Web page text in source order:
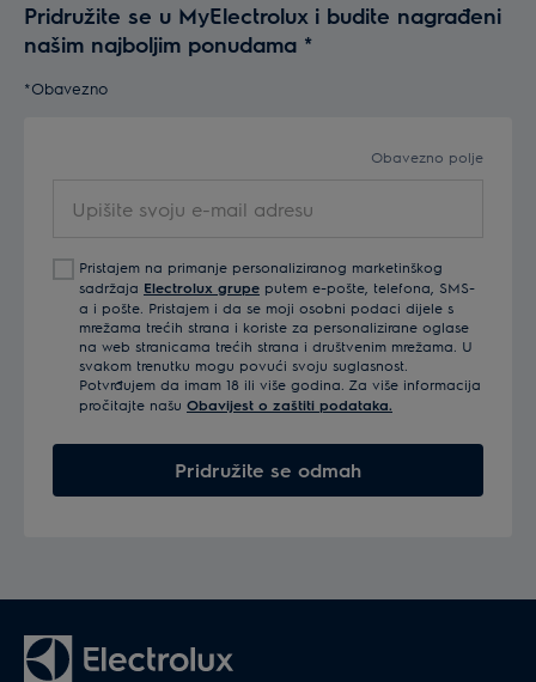
Pridružite se u MyElectrolux i budite nagrađeni
našim najboljim ponudama *
*Obavezno
Obavezno polje
svoju
mail
adresu
Pristajem na primanje personaliziranog marketinškog
sadržaja Electrolux grupe putem e-pošte, telefona, SMS-
a i pošte. Pristajem i da se moji osobni podaci dijele s
mrežama trećih strana i koriste za personalizirane oglase
na web stranicama trećih strana i društvenim mrežama. U
svakom trenutku mogu povući svoju suglasnost.
Potvrđujem da imam 18 ili više godina. Za više informacija
pročitajte našu Obavijest o zaštiti podataka.
Pridružite se odmah